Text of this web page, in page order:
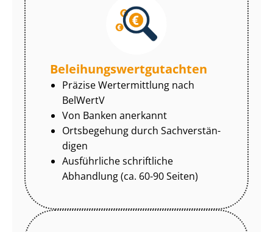
Be­lei­hungs­wert­gut­ach­ten
Präzise Wertermittlung nach
BelWertV
Von Banken anerkannt
Ortsbegehung durch Sach­ver­stän­
di­gen
Ausführliche schriftliche
Abhandlung (ca. 60-90 Seiten)